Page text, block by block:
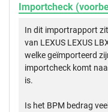
Importcheck
In dit importrapport
van LEXUS LEXUS
welke geïmporteerd
importcheck komt
is.
Is het BPM bedrag